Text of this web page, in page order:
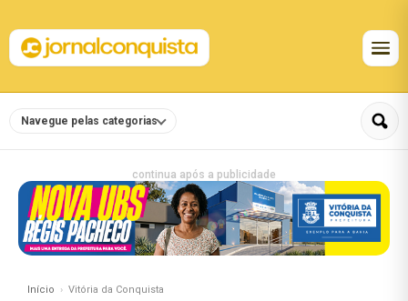
Navegue pelas categorias
continua após a publicidade
Início Vitória da Conquista